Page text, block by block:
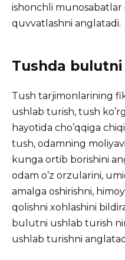
ishonchli munosabatlar
quvvatlashni anglatadi.
Tushda
Tush tarjimonlarining
ushlab turish, tush
hayotida cho’qqiga
tush, odamning
kunga ortib borishini
odam o’z orzularini,
amalga oshirishni,
qolishni xohlashini
bulutni ushlab turish
ushlab turishni